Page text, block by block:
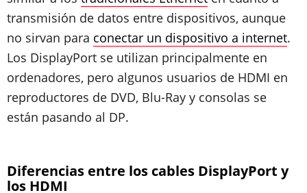
transmisión de datos entre dispositivos, aunque
no sirvan para conectar un dispositivo a internet.
Los DisplayPort se utilizan principalmente en
ordenadores, pero algunos usuarios de HDMI en
reproductores de DVD, Blu-Ray y consolas se
están pasando al DP.
Diferencias entre los cables DisplayPort y
los HDMI